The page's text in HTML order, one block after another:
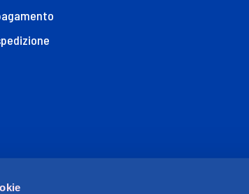
di Accessibilità